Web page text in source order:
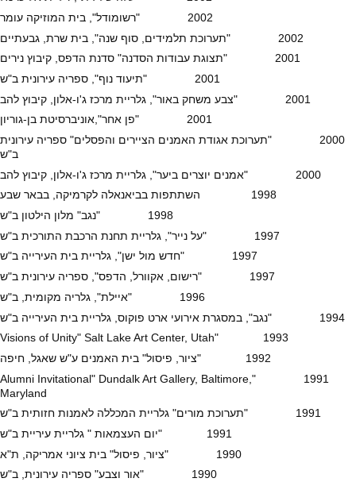
2002 "רשומודל", בית המוזיקה עומר
2002 "תערוכת תלמידים, סוף שנה", בית שרת, גבעתיים
2001 "תצוגת עבודות הסדנה" סדנת הדפס, קיבוץ נירים
2001 "תיעוד נוף", ספריה עירונית ב"ש
2001 "צבע משחק באור", גלריית מרכז ג'ו-אלון, קיבוץ להב
2001 "פן אחר",אוניברסיטת בן-גוריון
2000 "תערוכת אגודת האמנים הציירים והפסלים" ספריה עירונית
ב"ש
2000 "אמנים יוצרים ביער", גלריית מרכז ג'ו-אלון, קיבוץ להב
1998 השתתפות בביאנאלה לקרמיקה, בבאר שבע
1998 "נגב" מלון הילטון ב"ש
1997 "על נייר", גלריית תחנת הרכבת התורכית ב"ש
1997 "חדש מול ישן", גלריית בית העירייה ב"ש
1997 "רישום, אקוורל, הדפס", ספריה עירונית ב"ש
1996 "איילת", גלריה מקומית, ב"ש
1994 "נגב", במסגרת אירועי ארט פוקוס, גלריית בית העירייה ב"ש
1993 "Visions of Unity" Salt Lake Art Center, Utah
1992 "ציור, פיסול" בית האמנים ע"ש שאגל, חיפה
1991 "Alumni Invitational" Dundalk Art Gallery, Baltimore,
Maryland
1991 "תערוכת מורים" גלריית המכללה לאמנות חזותית ב"ש
1991 "יום העצמאות " גלריית עיריית ב"ש
1990 "ציור, פיסול" בית ציוני אמריקה, ת"א
1990 "אור וצבע" ספריה עירונית, ב"ש